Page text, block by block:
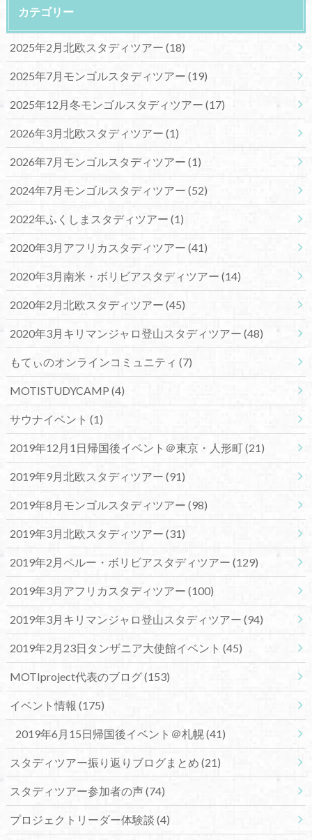
カテゴリー
2025年2月北欧スタディツアー (18)
2025年7月モンゴルスタディツアー (19)
2025年12月冬モンゴルスタディツアー (17)
2026年3月北欧スタディツアー (1)
2026年7月モンゴルスタディツアー (1)
2024年7月モンゴルスタディツアー (52)
2022年ふくしまスタディツアー (1)
2020年3月アフリカスタディツアー (41)
2020年3月南米・ボリビアスタディツアー (14)
2020年2月北欧スタディツアー (45)
2020年3月キリマンジャロ登山スタディツアー (48)
もてぃのオンラインコミュニティ (7)
MOTISTUDYCAMP (4)
サウナイベント (1)
2019年12月1日帰国後イベント＠東京・人形町(21)
2019年9月北欧スタディツアー (91)
2019年8月モンゴルスタディツアー (98)
2019年3月北欧スタディツアー (31)
2019年2月ペルー・ボリビアスタディツアー (129)
2019年3月アフリカスタディツアー (100)
2019年3月キリマンジャロ登山スタディツアー (94)
2019年2月23日タンザニア大使館イベント (45)
MOTIproject代表のブログ(153)
イベント情報 (175)
2019年6月15日帰国後イベント＠札幌(41)
スタディツアー振り返りブログまとめ (21)
スタディツアー参加者の声(74)
プロジェクトリーダー体験談 (4)